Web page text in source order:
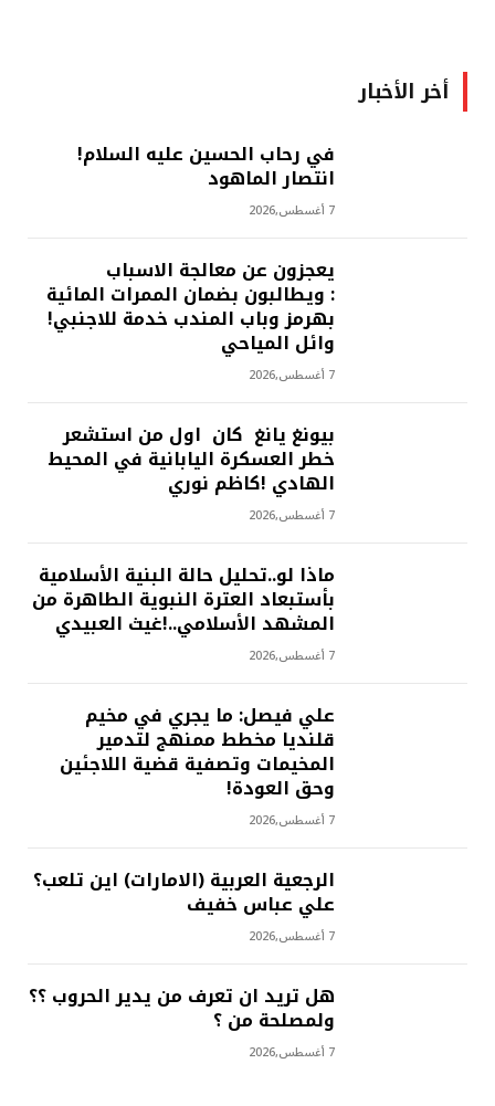
أخر الأخبار
في رحاب الحسين عليه السلام!
انتصار الماهود
7 أغسطس,2026
يعجزون عن معالجة الاسباب
: ويطالبون بضمان الممرات المائية
بهرمز وباب المندب خدمة للاجنبي!
وائل المياحي
7 أغسطس,2026
بيونغ يانغ كان اول من استشعر
خطر العسكرة اليابانية في المحيط
الهادي !كاظم نوري
7 أغسطس,2026
ماذا لو..تحليل حالة البنية الأسلامية
بأستبعاد العترة النبوية الطاهرة من
المشهد الأسلامي..!غيث العبيدي
7 أغسطس,2026
علي فيصل: ما يجري في مخيم
قلنديا مخطط ممنهج لتدمير
المخيمات وتصفية قضية اللاجئين
وحق العودة!
7 أغسطس,2026
الرجعية العربية (الامارات) اين تلعب؟
علي عباس خفيف
7 أغسطس,2026
هل تريد ان تعرف من يدير الحروب ؟؟
ولمصلحة من ؟
7 أغسطس,2026